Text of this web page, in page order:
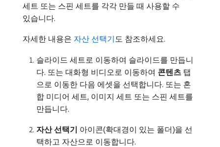
세트 또는 스핀 세트를 각각 만들 때 사용할 수
있습니다.
자세한 내용은 자산 선택기 도 참조하세요.
슬라이드 세트로 이동하여 슬라이드를 만듭니
다. 또는 대화형 비디오로 이동하여 콘텐츠 탭
으로 이동한 다음 에셋을 선택합니다. 또는 혼
합 미디어 세트, 이미지 세트 또는 스핀 세트를
만듭니다.
자산 선택기 아이콘(확대경이 있는 폴더)을 선
택하고 자산으로 이동합니다.